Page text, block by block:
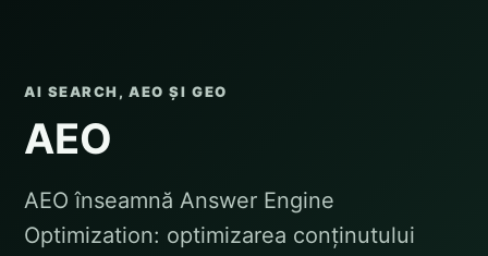
AI SEARCH, AEO ȘI GEO
AEO
AEO înseamnă Answer Engine
Optimization: optimizarea conținutului